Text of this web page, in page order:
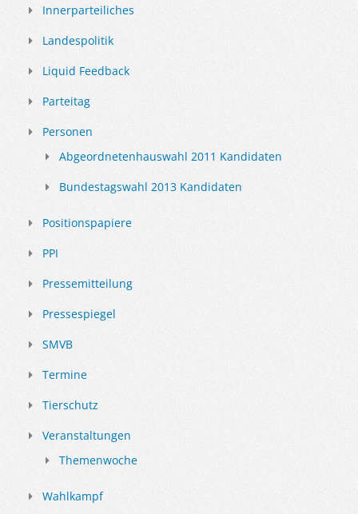
Innerparteiliches
Landespolitik
Liquid Feedback
Parteitag
Personen
Abgeordnetenhauswahl 2011 Kandidaten
Bundestagswahl 2013 Kandidaten
Positionspapiere
PPI
Pressemitteilung
Pressespiegel
SMVB
Termine
Tierschutz
Veranstaltungen
Themenwoche
Wahlkampf